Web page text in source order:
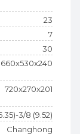
23
7
30
660x530x240
720x270x201
3/8 (9.52)
Changhong